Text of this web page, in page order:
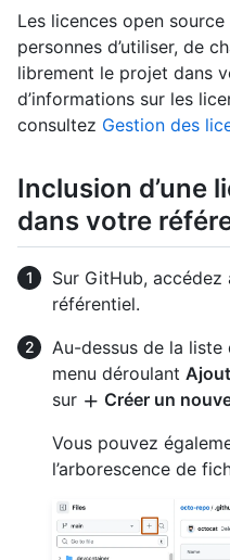
Les licences open
personnes d’utiliser, de
librement le projet dans
d’informations sur les
consultez Gestion des
Inclusion d’une
dans votre
Sur GitHub,
référentiel.
Au-dessus de la
menu déroulant
sur
Créer un
Vous pouvez
l’arborescence de